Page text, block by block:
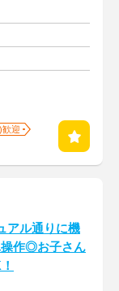
歓迎
アル通りに機
作◎お子さん